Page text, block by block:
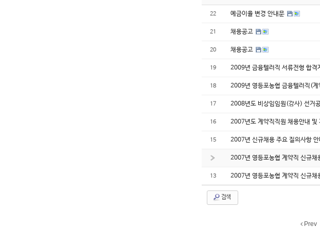
22 예금이율 변경 안내문
21 채용공고
20 채용공고
19 2009년 금융텔러직 서류전형 합격
18 2009년 영등포농협 금융텔러직(
17 2008년도 비상임임원(감사) 선거
16 2007년도 계약직직원 채용안내 및
15 2007년 신규채용 주요 질의사항 안
» 2007년 영등포농협 계약직 신규채
13 2007년 영등포농협 계약직 신규채
검색
Prev